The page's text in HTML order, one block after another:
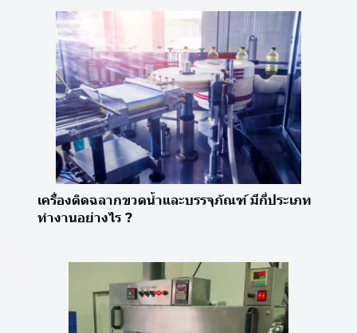
เครื่องติดฉลากขวดน้ำและบรรจุภัณฑ์ มีกี่ประเภท
ทำงานอย่างไร ?